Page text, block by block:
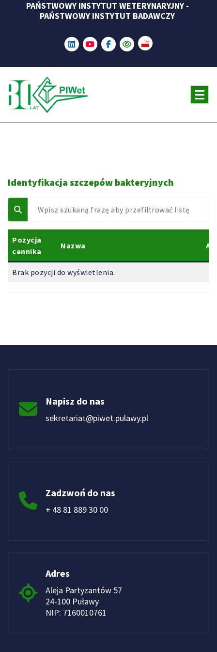
PAŃSTWOWY INSTYTUT WETERYNARYJNY -
PAŃSTWOWY INSTYTUT BADAWCZY
Identyfikacja szczepów bakteryjnych
Pozycja
cennika
Nazwa
Brak pozycji do wyświetlenia.
Napisz do nas
sekretariat@piwet.pulawy.pl
Zadzwoń do nas
+ 48 81 889 30 00
Adres
Aleja Partyzantów 57
24-100 Puławy
NIP: 7160010761